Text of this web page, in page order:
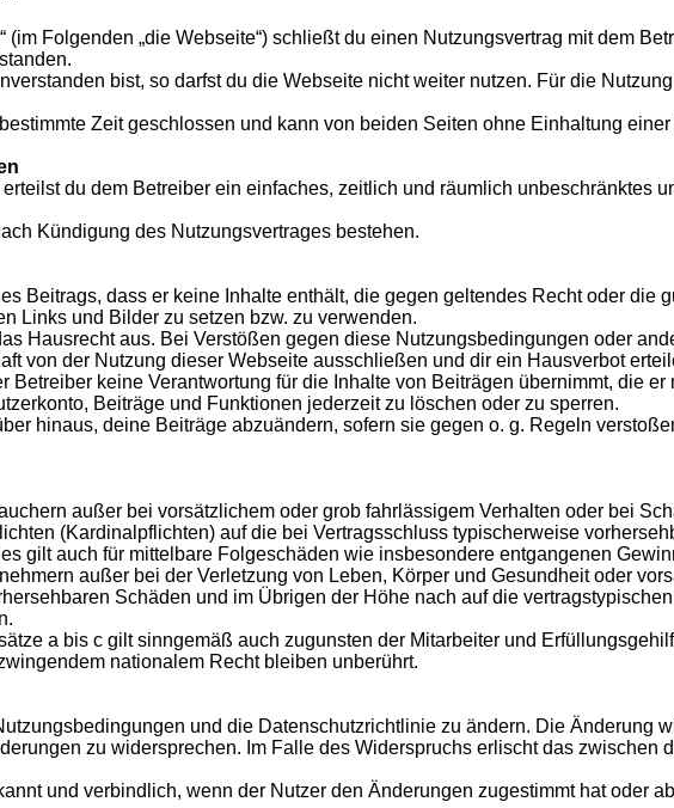
(im Folgenden „die Webseite“) schließt du einen Nutzungsvertrag mit dem
bist, so darfst du die Webseite nicht weiter nutzen. Für die
Zeit geschlossen und kann von beiden Seiten ohne Einhaltung
du dem Betreiber ein einfaches, zeitlich und räumlich unbeschränktes
Kündigung des Nutzungsvertrages bestehen.
Beitrags, dass er keine Inhalte enthält, die gegen geltendes Recht oder
Links und Bilder zu setzen bzw. zu verwenden.
Hausrecht aus. Bei Verstößen gegen diese Nutzungsbedingungen oder
von der Nutzung dieser Webseite ausschließen und dir ein Hausverbot
Betreiber keine Verantwortung für die Inhalte von Beiträgen übernimmt, die
Beiträge und Funktionen jederzeit zu löschen oder zu sperren.
hinaus, deine Beiträge abzuändern, sofern sie gegen o. g. Regeln
außer bei vorsätzlichem oder grob fahrlässigem Verhalten oder bei
(Kardinalpflichten) auf die bei Vertragsschluss typischerweise
gilt auch für mittelbare Folgeschäden wie insbesondere entgangenen
außer bei der Verletzung von Leben, Körper und Gesundheit oder
Schäden und im Übrigen der Höhe nach auf die
a bis c gilt sinngemäß auch zugunsten der Mitarbeiter und
nationalem Recht bleiben unberührt.
und die Datenschutzrichtlinie zu ändern. Die Änderung
zu widersprechen. Im Falle des Widerspruchs erlischt das
und verbindlich, wenn der Nutzer den Änderungen zugestimmt hat oder